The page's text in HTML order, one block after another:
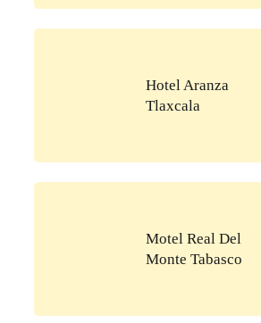
Hotel Aranza
Tlaxcala
Motel Real Del
Monte Tabasco